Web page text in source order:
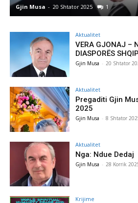
Gjin Musa - 8 Shtator 2025
Aktualitet
VERA GJONAJ –
DIASPORËS
Gjin Musa - 20 Shtator
Aktualitet
Pregaditi Gjin
2025
Gjin Musa - 8 Shtator
Aktualitet
Nga: Ndue Dedaj
Gjin Musa - 28 Korrik
Krijime